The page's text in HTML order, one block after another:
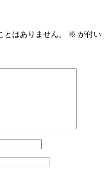
はありません。 ※ が付い